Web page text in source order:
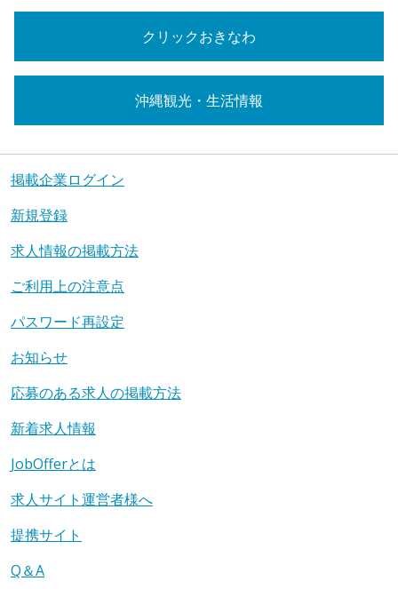
クリックおきなわ
沖縄観光・生活情報
掲載企業ログイン
新規登録
求人情報の掲載方法
ご利用上の注意点
パスワード再設定
お知らせ
応募のある求人の掲載方法
新着求人情報
JobOfferとは
求人サイト運営者様へ
提携サイト
Q＆A